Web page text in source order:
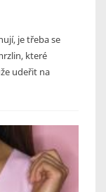
je třeba se
které
udeřit na